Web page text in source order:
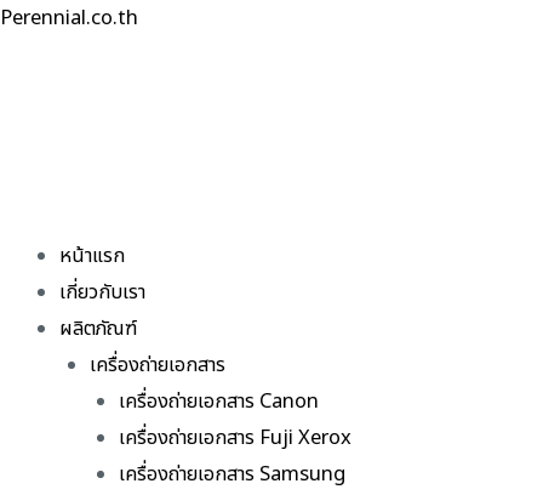
Skip
Perennial.co.th
หน้าแรก
เกี่ยวกับเรา
ผลิตภัณฑ์
เครื่องถ่ายเอกสาร
เครื่องถ่ายเอกสาร Canon
เครื่องถ่ายเอกสาร Fuji Xerox
เครื่องถ่ายเอกสาร Samsung